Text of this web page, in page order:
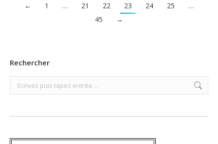
← 1 … 21 22 23 24 25
…
45
→
Rechercher
Search: